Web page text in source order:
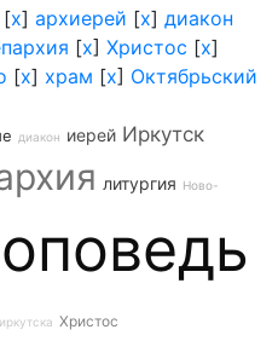
[x] архиерей [x] диакон
[x] Христос [x]
[x] храм [x] Октябрьский
диакон иерей Иркутск
литургия Ново-
Христос